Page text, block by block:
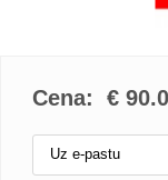
Cena: €
Uz e-pastu